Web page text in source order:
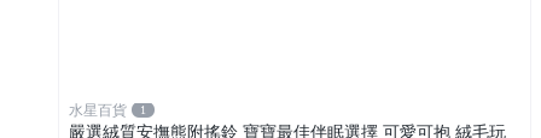
水星百貨 1
嚴選絨質安撫熊附搖鈴 寶寶最佳伴眠選擇 可愛可抱 絨毛玩